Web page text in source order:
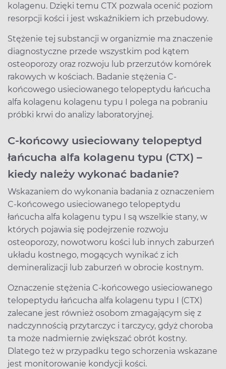
kolagenu. Dzięki temu CTX pozwala ocenić poziom
resorpcji kości i jest wskaźnikiem ich przebudowy.
Stężenie tej substancji w organizmie ma znaczenie
diagnostyczne przede wszystkim pod kątem
osteoporozy oraz rozwoju lub przerzutów komórek
rakowych w kościach. Badanie stężenia C-
końcowego usieciowanego telopeptydu łańcucha
alfa kolagenu kolagenu typu I polega na pobraniu
próbki krwi do analizy laboratoryjnej.
C-końcowy usieciowany telopeptyd
łańcucha alfa kolagenu typu (CTX) –
kiedy należy wykonać badanie?
Wskazaniem do wykonania badania z oznaczeniem
C-końcowego usieciowanego telopeptydu
łańcucha alfa kolagenu typu I są wszelkie stany, w
których pojawia się podejrzenie rozwoju
osteoporozy, nowotworu kości lub innych zaburzeń
układu kostnego, mogących wynikać z ich
demineralizacji lub zaburzeń w obrocie kostnym.
Oznaczenie stężenia C-końcowego usieciowanego
telopeptydu łańcucha alfa kolagenu typu I (CTX)
zalecane jest również osobom zmagającym się z
nadczynnością przytarczyc i tarczycy, gdyż choroba
ta może nadmiernie zwiększać obrót kostny.
Dlatego też w przypadku tego schorzenia wskazane
jest monitorowanie kondycji kości.